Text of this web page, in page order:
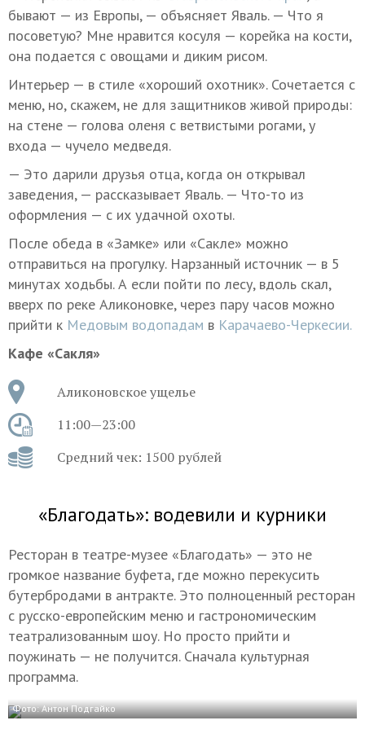
бывают — из Европы, — объясняет Яваль. — Что я
посоветую? Мне нравится косуля — корейка на кости,
она подается с овощами и диким рисом.
Интерьер — в стиле «хороший охотник». Сочетается с
меню, но, скажем, не для защитников живой природы:
на стене — голова оленя с ветвистыми рогами, у
входа — чучело медведя.
— Это дарили друзья отца, когда он открывал
заведения, — рассказывает Яваль. — Что-то из
оформления — с их удачной охоты.
После обеда в «Замке» или «Сакле» можно
отправиться на прогулку. Нарзанный источник — в 5
минутах ходьбы. А если пойти по лесу, вдоль скал,
вверх по реке Аликоновке, через пару часов можно
прийти к Медовым водопадам в Карачаево-Черкесии.
Кафе «Сакля»
Аликоновское ущелье
11:00—23:00
Средний чек: 1500 рублей
«Благодать»: водевили и курники
Ресторан в театре-музее «Благодать» — это не
громкое название буфета, где можно перекусить
бутербродами в антракте. Это полноценный ресторан
с русско-европейским меню и гастрономическим
театрализованным шоу. Но просто прийти и
поужинать — не получится. Сначала культурная
программа.
Фото: Антон Подгайко